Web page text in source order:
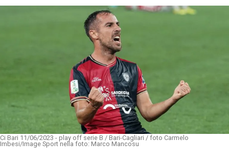
Ci Bari 11/06/2023 - play off serie B / Bari-Cagliari / foto Carmelo
Imbesi/Image Sport nella foto: Marco Mancosu